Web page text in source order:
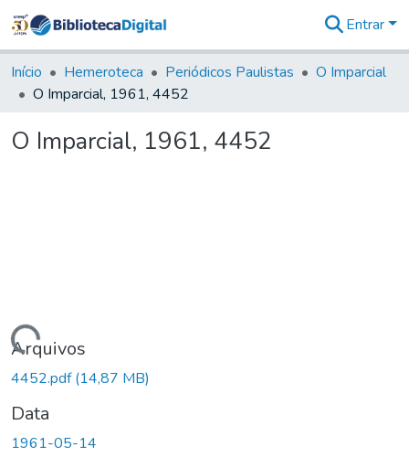
&
Coleções
Tudo na
Digital
Entrar
Início Hemeroteca Periódicos Paulistas
O Imparcial
O Imparcial, 1961, 4452
O Imparcial, 1961, 4452
Carregando...
Arquivos
4452.pdf(14,87 MB)
Data
1961-05-14